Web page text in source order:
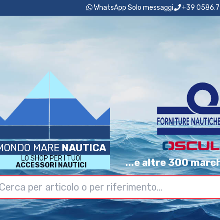
WhatsApp Solo messaggi +39
MARE NAUTICA
LO SHOP PER I TUOI
ACCESSORI NAUTICI
...e altre 300